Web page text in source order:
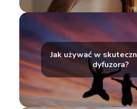
Jak używać w
dyfuzora?